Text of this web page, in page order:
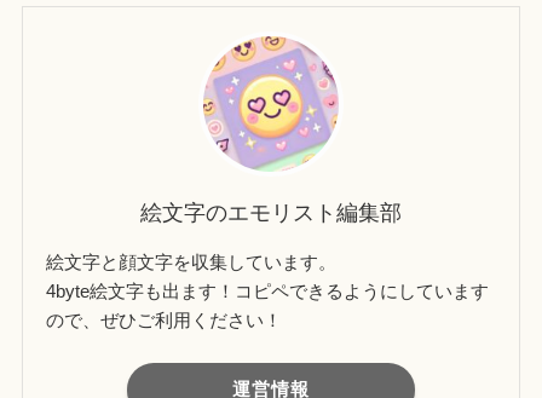
絵文字のエモリスト編集部
絵文字と顔文字を収集しています。
4byte絵文字も出ます！コピペできるようにしています
ので、ぜひご利用ください！
運営情報